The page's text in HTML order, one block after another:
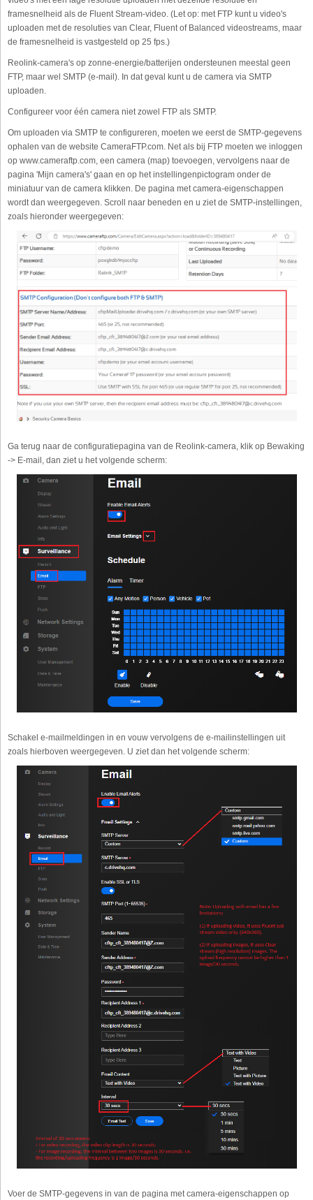
framesnelheid als de Fluent Stream-video. (Let op: met FTP kunt u video's
uploaden met de resoluties van Clear, Fluent of Balanced videostreams, maar
de framesnelheid is vastgesteld op 25 fps.)
Reolink-camera's op zonne-energie/batterijen ondersteunen meestal geen
FTP, maar wel SMTP (e-mail). In dat geval kunt u de camera via SMTP
uploaden.
Configureer voor één camera niet zowel FTP als SMTP.
Om uploaden via SMTP te configureren, moeten we eerst de SMTP-gegevens
ophalen van de website CameraFTP.com. Net als bij FTP moeten we inloggen
op www.cameraftp.com, een camera (map) toevoegen, vervolgens naar de
pagina 'Mijn camera's' gaan en op het instellingenpictogram onder de
miniatuur van de camera klikken. De pagina met camera-eigenschappen
wordt dan weergegeven. Scroll naar beneden en u ziet de SMTP-instellingen,
zoals hieronder weergegeven:
Ga terug naar de configuratiepagina van de Reolink-camera, klik op Bewaking
-> E-mail, dan ziet u het volgende scherm:
Schakel e-mailmeldingen in en vouw vervolgens de e-mailinstellingen uit
zoals hierboven weergegeven. U ziet dan het volgende scherm:
Voer de SMTP-gegevens in van de pagina met camera-eigenschappen op